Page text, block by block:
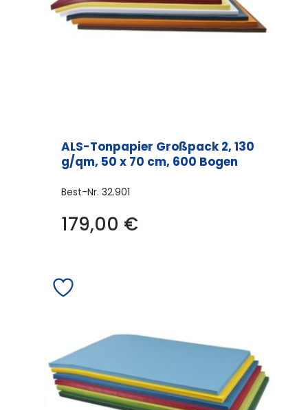
der
ALS-Tonpapier Großpack 2, 130
g/qm, 50 x 70 cm, 600 Bogen
Best-Nr. 32.901
179,00 €